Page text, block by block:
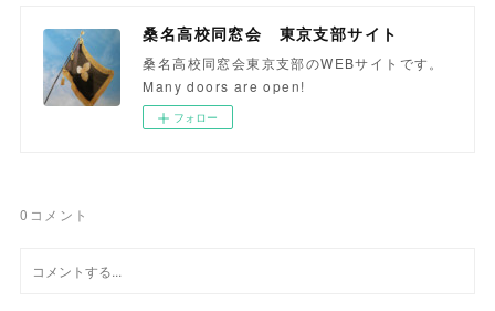
桑名高校同窓会 東京支部サイト
桑名高校同窓会東京支部のWEBサイトです。
Many doors are open!
フォロー
0 コメント